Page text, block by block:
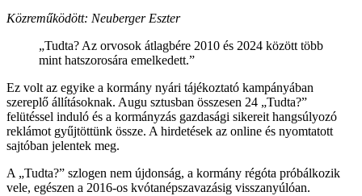
Közreműködött: Neuberger Eszter
„Tudta? Az orvosok átlagbére 2010 és 2024 között több
mint hatszorosára emelkedett.”
Ez volt az egyike a kormány nyári tájékoztató kampányában
szereplő állításoknak. Augu sztusban összesen 24 „Tudta?”
felütéssel induló és a kormányzás gazdasági sikereit hangsúlyozó
reklámot gyűjtöttünk össze. A hirdetések az online és nyomtatott
sajtóban jelentek meg.
A „Tudta?” szlogen nem újdonság, a kormány régóta próbálkozik
vele, egészen a 2016-os kvótanépszavazásig visszanyúlóan.